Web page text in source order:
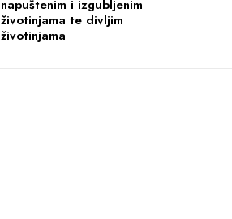
napuštenim i izgubljenim
životinjama te divljim
životinjama